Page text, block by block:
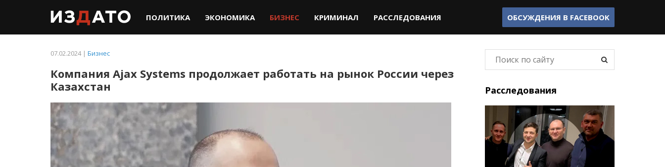
ПОЛИТИКА ЭКОНОМИКА БИЗНЕС КРИМИНАЛ РАССЛЕДОВАНИЯ ОБСУЖДЕНИЯ В FACEBOOK
07.02.2024 | Бизнес
Компания Ajax Systems продолжает работать на рынок России через
Казахстан
Расследования